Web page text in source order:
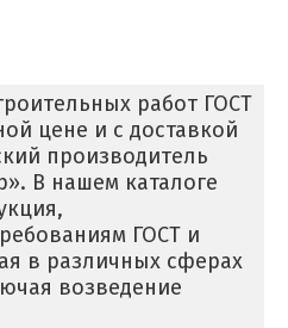
работ ГОСТ
цене и с доставкой
производитель
В нашем каталоге
ГОСТ и
в различных сферах
возведение